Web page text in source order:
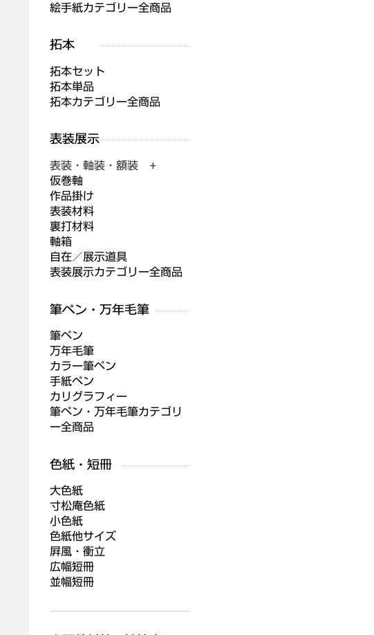
絵手紙カテゴリー全商品
拓本セット
拓本単品
拓本カテゴリー全商品
表装・軸装・額装 +
仮巻軸
作品掛け
表装材料
裏打材料
軸箱
自在／展示道具
表装展示カテゴリー全商品
筆ペン
万年毛筆
カラー筆ペン
手紙ペン
カリグラフィー
筆ペン・万年毛筆カテゴリ
ー全商品
大色紙
寸松庵色紙
小色紙
色紙他サイズ
屛風・衝立
広幅短冊
並幅短冊